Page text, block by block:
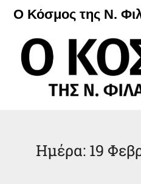
Μετάβαση
περιεχόμενο
Ο Κόσμος της Ν.
Ημέρα: 19